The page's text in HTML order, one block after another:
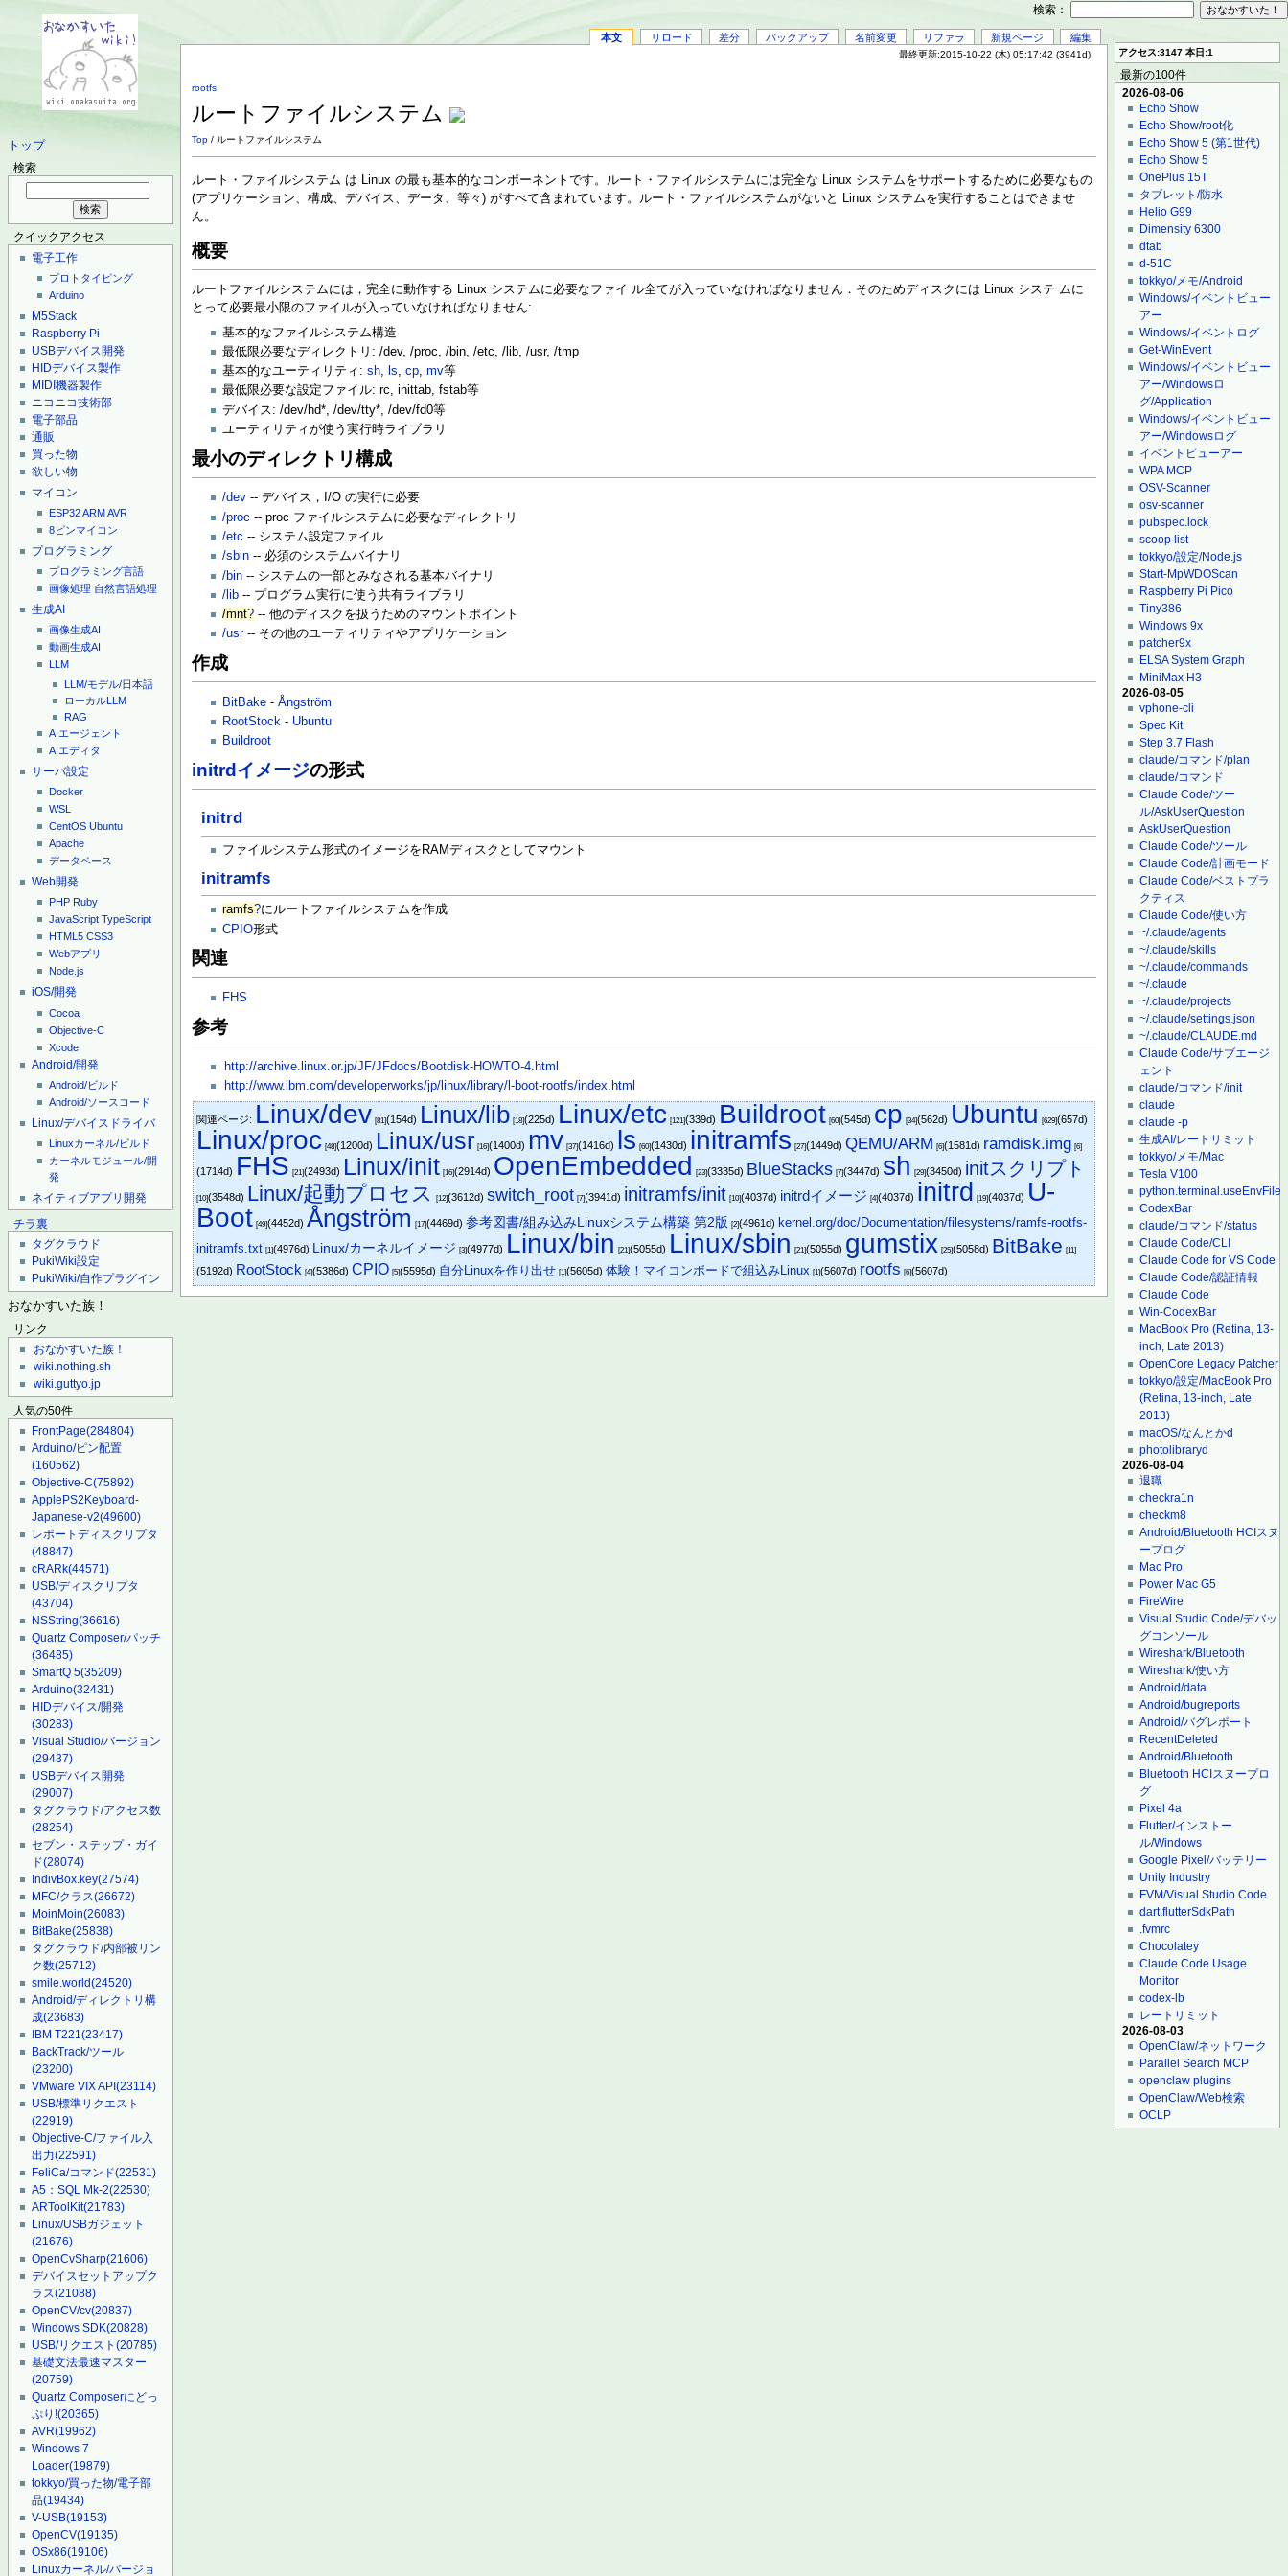
トップ
検索
クイックアクセス
電子工作
プロトタイピング
Arduino
M5Stack
Raspberry Pi
USBデバイス開発
HIDデバイス製作
MIDI機器製作
ニコニコ技術部
電子部品
通販
買った物
欲しい物
マイコン
ESP32ARMAVR
8ピンマイコン
プログラミング
プログラミング言語
画像処理 自然言語処理
生成AI
画像生成AI
動画生成AI
LLM
LLM/モデル/日本語
ローカルLLM
RAG
AIエージェント
AIエディタ
サーバ設定
Docker
WSL
CentOS Ubuntu
Apache
データベース
Web開発
PHP Ruby
JavaScript TypeScript
HTML5 CSS3
Webアプリ
Node.js
iOS/開発
Cocoa
Objective-C
Xcode
Android/開発
Android/ビルド
Android/ソースコード
Linux/デバイスドライバ
Linuxカーネル/ビルド
カーネルモジュール/開
発
ネイティブアプリ開発
チラ裏
タグクラウド
PukiWiki設定
PukiWiki/自作プラグイン
おなかすいた族！
リンク
おなかすいた族！
wiki.nothing.sh
wiki.guttyo.jp
人気の50件
FrontPage(284804)
Arduino/ピン配置
(160562)
Objective-C(75892)
ApplePS2Keyboard-
Japanese-v2(49600)
レポートディスクリプタ
(48847)
cRARk(44571)
USB/ディスクリプタ
(43704)
NSString(36616)
Quartz Composer/パッチ
(36485)
SmartQ 5(35209)
Arduino(32431)
HIDデバイス/開発
(30283)
Visual Studio/バージョン
(29437)
USBデバイス開発
(29007)
タグクラウド/アクセス数
(28254)
セブン・ステップ・ガイ
ド(28074)
IndivBox.key(27574)
MFC/クラス(26672)
MoinMoin(26083)
BitBake(25838)
タグクラウド/内部被リン
ク数(25712)
smile.world(24520)
Android/ディレクトリ構
成(23683)
IBM T221(23417)
BackTrack/ツール
(23200)
VMware VIX API(23114)
USB/標準リクエスト
(22919)
Objective-C/ファイル入
出力(22591)
FeliCa/コマンド(22531)
A5：SQL Mk-2(22530)
ARToolKit(21783)
Linux/USBガジェット
(21676)
OpenCvSharp(21606)
デバイスセットアップク
ラス(21088)
OpenCV/cv(20837)
Windows SDK(20828)
USB/リクエスト(20785)
基礎文法最速マスター
(20759)
Quartz Composerにどっ
ぷり!(20365)
AVR(19962)
Windows 7
Loader(19879)
tokkyo/買った物/電子部
品(19434)
V-USB(19153)
OpenCV(19135)
OSx86(19106)
Linuxカーネル/バージョ
本文 リロード 差分 バックアップ 名前変更 リファラ 新規ページ 編集
最終更新:2015-10-22 (木) 05:17:42 (3941d)
rootfs
ルートファイルシステム
Top / ルートファイルシステム
ルート・ファイルシステム は Linux の最も基本的なコンポーネントです。ルート・ファイルシステムには完全な Linux システムをサポートするために必要なもの
(アプリケーション、構成、デバイス、データ、等々) がすべて含まれています。ルート・ファイルシステムがないと Linux システムを実行することはできませ
ん。
概要
ルートファイルシステムには，完全に動作する Linux システムに必要なファイ ル全てが入っていなければなりません．そのためディスクには Linux システ ムに
とって必要最小限のファイルが入っていなければなりません:
基本的なファイルシステム構造
最低限必要なディレクトリ: /dev, /proc, /bin, /etc, /lib, /usr, /tmp
基本的なユーティリティ:sh, ls,cp,mv等
最低限必要な設定ファイル: rc, inittab, fstab等
デバイス: /dev/hd*, /dev/tty*, /dev/fd0等
ユーティリティが使う実行時ライブラリ
最小のディレクトリ構成
/dev -- デバイス，I/O の実行に必要
/proc -- proc ファイルシステムに必要なディレクトリ
/etc -- システム設定ファイル
/sbin -- 必須のシステムバイナリ
/bin -- システムの一部とみなされる基本バイナリ
/lib -- プログラム実行に使う共有ライブラリ
/mnt? -- 他のディスクを扱うためのマウントポイント
/usr-- その他のユーティリティやアプリケーション
作成
BitBake -Ångström
RootStock - Ubuntu
Buildroot
initrdイメージの形式
initrd
ファイルシステム形式のイメージをRAMディスクとしてマウント
initramfs
ramfs?にルートファイルシステムを作成
CPIO形式
関連
FHS
参考
http://archive.linux.or.jp/JF/JFdocs/Bootdisk-HOWTO-4.html
http://www.ibm.com/developerworks/jp/linux/library/l-boot-rootfs/index.html
関連ページ: Linux/dev [81](154d) Linux/lib [18](225d) Linux/etc [121](339d) Buildroot [60](545d) cp [34](562d) Ubuntu [629](657d)
Linux/proc [48](1200d) Linux/usr [16](1400d) mv [37](1416d) ls [60](1430d) initramfs [27](1449d)QEMU/ARM [6](1581d) ramdisk.img [6]
(1714d) FHS [21](2493d) Linux/init [16](2914d) OpenEmbedded [23](3335d) BlueStacks [7](3447d) sh [29](3450d) initスクリプト
[10](3548d) Linux/起動プロセス [12](3612d)switch_root [7](3941d) initramfs/init [10](4037d) initrdイメージ [4](4037d) initrd [19](4037d) U-
Boot [49](4452d)Ångström [17](4469d)参考図書/組み込みLinuxシステム構築 第2版 [2](4961d) kernel.org/doc/Documentation/filesystems/ramfs-rootfs-
initramfs.txt [1](4976d) Linux/カーネルイメージ [3](4977d) Linux/bin [21](5055d) Linux/sbin [21](5055d) gumstix [25](5058d) BitBake [11]
(5192d) RootStock [4](5386d)CPIO [5](5595d) 自分Linuxを作り出せ [1](5605d)体験！マイコンボードで組込みLinux [1](5607d) rootfs [6](5607d)
アクセス:3147 本日:1
最新の100件
2026-08-06
Echo Show
Echo Show/root化
Echo Show 5 (第1世代)
Echo Show 5
OnePlus 15T
タブレット/防水
Helio G99
Dimensity 6300
dtab
d-51C
tokkyo/メモ/Android
Windows/イベントビュー
アー
Windows/イベントログ
Get-WinEvent
Windows/イベントビュー
アー/Windowsロ
グ/Application
Windows/イベントビュー
アー/Windowsログ
イベントビューアー
WPA MCP
OSV-Scanner
osv-scanner
pubspec.lock
scoop list
tokkyo/設定/Node.js
Start-MpWDOScan
Raspberry Pi Pico
Tiny386
Windows 9x
patcher9x
ELSA System Graph
MiniMax H3
2026-08-05
vphone-cli
Spec Kit
Step 3.7 Flash
claude/コマンド/plan
claude/コマンド
Claude Code/ツー
ル/AskUserQuestion
AskUserQuestion
Claude Code/ツール
Claude Code/計画モード
Claude Code/ベストプラ
クティス
Claude Code/使い方
~/.claude/agents
~/.claude/skills
~/.claude/commands
~/.claude
~/.claude/projects
~/.claude/settings.json
~/.claude/CLAUDE.md
Claude Code/サブエージ
ェント
claude/コマンド/init
claude
claude -p
生成AI/レートリミット
tokkyo/メモ/Mac
Tesla V100
python.terminal.useEnvFile
CodexBar
claude/コマンド/status
Claude Code/CLI
Claude Code for VS Code
Claude Code/認証情報
Claude Code
Win-CodexBar
MacBook Pro (Retina, 13-
inch, Late 2013)
OpenCore Legacy Patcher
tokkyo/設定/MacBook Pro
(Retina, 13-inch, Late
2013)
macOS/なんとかd
photolibraryd
2026-08-04
退職
checkra1n
checkm8
Android/Bluetooth HCIスヌ
ープログ
Mac Pro
Power Mac G5
FireWire
Visual Studio Code/デバッ
グコンソール
Wireshark/Bluetooth
Wireshark/使い方
Android/data
Android/bugreports
Android/バグレポート
RecentDeleted
Android/Bluetooth
Bluetooth HCIスヌープロ
グ
Pixel 4a
Flutter/インストー
ル/Windows
Google Pixel/バッテリー
Unity Industry
FVM/Visual Studio Code
dart.flutterSdkPath
.fvmrc
Chocolatey
Claude Code Usage
Monitor
codex-lb
レートリミット
2026-08-03
OpenClaw/ネットワーク
Parallel Search MCP
openclaw plugins
OpenClaw/Web検索
OCLP
検索：